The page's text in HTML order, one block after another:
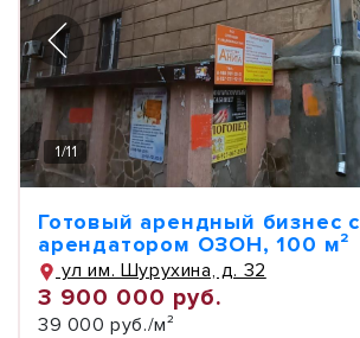
1/11
Готовый арендный бизнес с
арендатором ОЗОН, 100 м²
ул им. Шурухина, д. 32
3 900 000 руб.
39 000 руб./м²